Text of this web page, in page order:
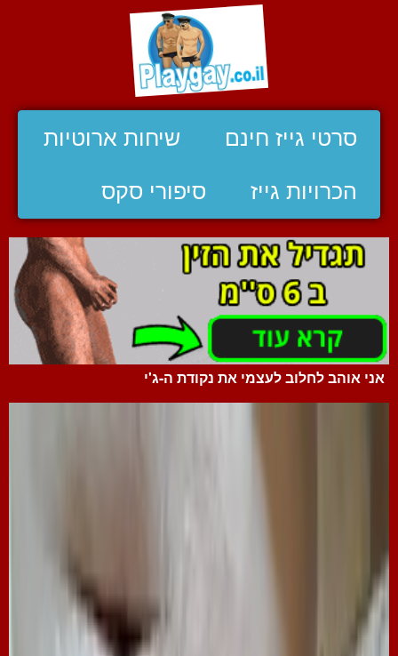
סרטי גייז חינם שיחות ארוטיות
הכרויות גייז סיפורי סקס
אני אוהב לחלוב לעצמי את נקודת ה-ג'י